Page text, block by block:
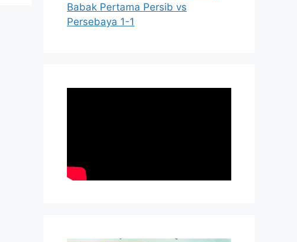
Babak Pertama Persib vs
Persebaya 1-1